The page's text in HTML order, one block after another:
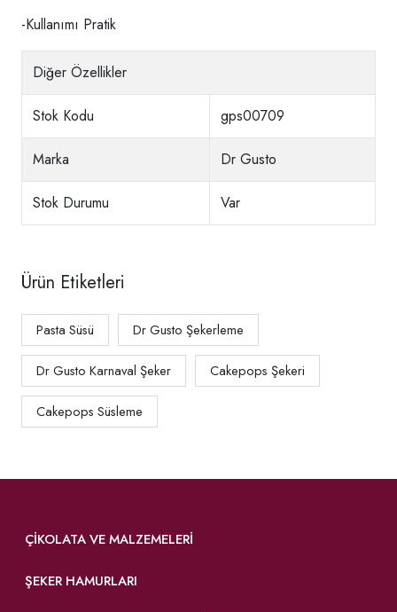
-Kullanımı Pratik
Diğer Özellikler
Stok Kodu gps00709
Marka Dr Gusto
Stok Durumu Var
Ürün Etiketleri
Pasta Süsü Dr Gusto Şekerleme
Dr Gusto Karnaval Şeker Cakepops Şekeri
Cakepops Süsleme
ÇIKOLATA VE MALZEMELERI
ŞEKER HAMURLARI